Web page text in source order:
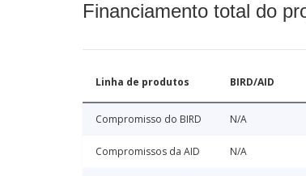
Financiamento total do
Linha de produtos BIRD/AID
Compromisso do BIRD N/A
Compromissos da AID N/A